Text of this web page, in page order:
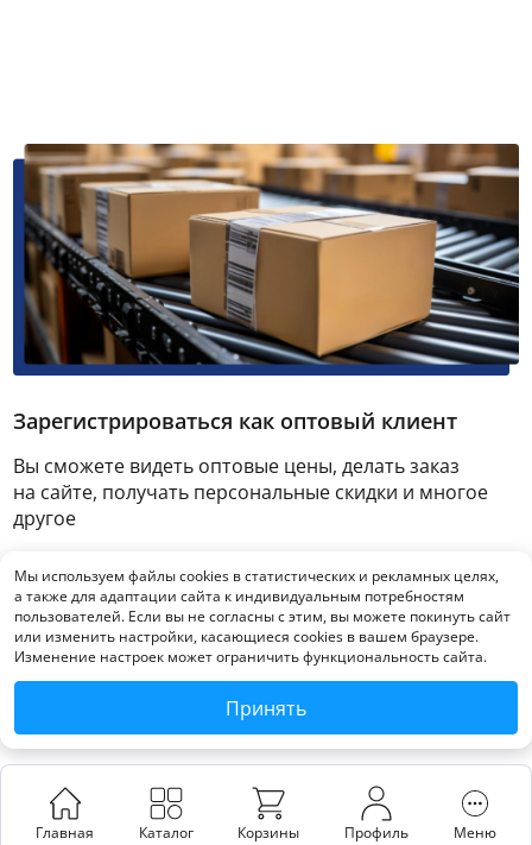
Зарегистрироваться как оптовый клиент
Вы сможете видеть оптовые цены, делать заказ
на сайте, получать персональные скидки и многое
другое
Зарегистрироваться
Главная Каталог Корзины Профиль Меню
Мы используем файлы cookies в статистических и рекламных целях,
а также для адаптации сайта к индивидуальным потребностям
пользователей. Если вы не согласны с этим, вы можете покинуть сайт
или изменить настройки, касающиеся cookies в вашем браузере.
Изменение настроек может ограничить функциональность сайта.
Принять